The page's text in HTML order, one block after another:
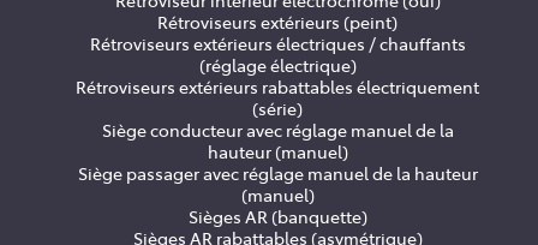
Rétroviseurs extérieurs (peint)
Rétroviseurs extérieurs électriques / chauffants
(réglage électrique)
Rétroviseurs extérieurs rabattables électriquement
(série)
Siège conducteur avec réglage manuel de la
hauteur (manuel)
Siège passager avec réglage manuel de la hauteur
(manuel)
Sièges AR (banquette)
Sièges AR rabattables (asymétrique)